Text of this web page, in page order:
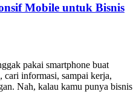
Mobile untuk Bisnis
pakai smartphone buat
cari informasi, sampai kerja,
Nah, kalau kamu punya bisnis